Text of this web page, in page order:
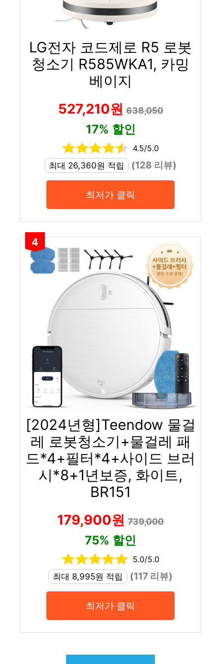
LG전자 코드제로 R5 로봇
청소기 R585WKA1, 카밍
베이지
527,210원638,050
17% 할인
4.5/5.0
최대 26,360원 적립
(128 리뷰)
최저가 클릭
4
[2024년형]Teendow 물걸
레 로봇청소기+물걸레 패
드*4+필터*4+사이드 브러
시*8+1년보증, 화이트,
BR151
179,900원 739,000
75% 할인
5.0/5.0
최대 8,995원 적립
(117 리뷰)
최저가 클릭